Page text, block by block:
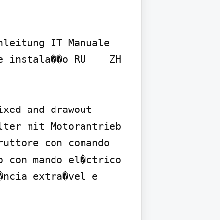
IT Manuale
instala��o RU    ZH
and drawout
mit Motorantrieb
con comando
mando el�ctrico
extra�vel e